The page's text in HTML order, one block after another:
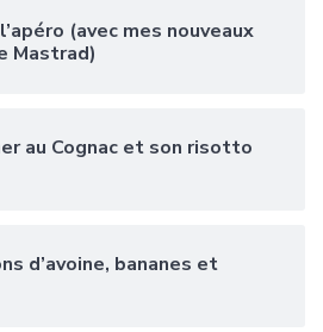
(avec mes nouveaux
Mastrad)
au Cognac et son risotto
d’avoine, bananes et